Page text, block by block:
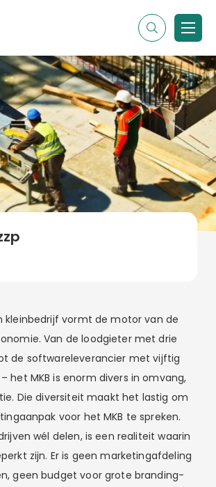
kleinbedrijf vormt de motor van de
Van de loodgieter met drie
de softwareleverancier met vijftig
het MKB is enorm divers in omvang,
Die diversiteit maakt het lastig om
voor het MKB te spreken.
wél delen, is een realiteit waarin
zijn. Er is geen marketingafdeling
geen budget voor grote branding-